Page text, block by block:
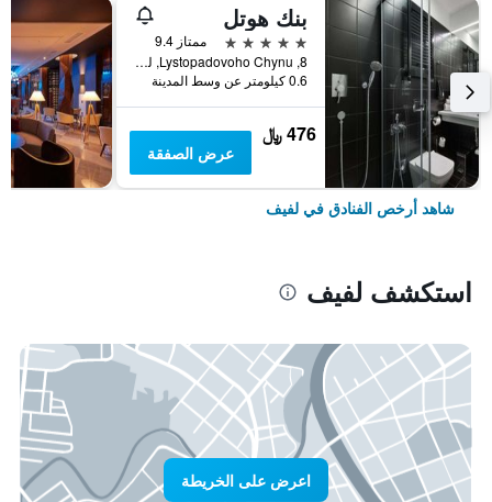
بنك هوتل
5 نجوم
ممتاز 9.4
8, Lystopadovoho Chynu, لفيف, أوكرانيا
0.6 كيلومتر عن وسط المدينة
476 ﷼
عرض الصفقة
شاهد أرخص الفنادق في لفيف
استكشف لفيف
اعرض على الخريطة